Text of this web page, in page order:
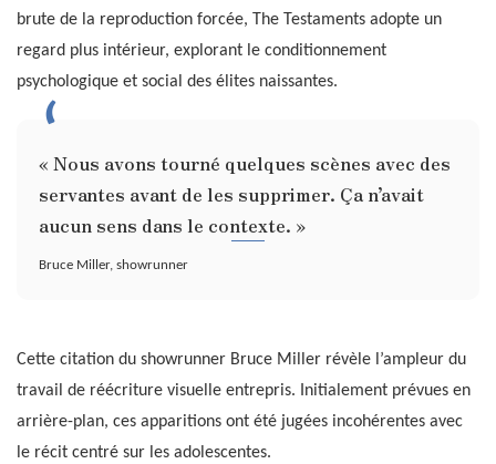
brute de la reproduction forcée, The Testaments adopte un
regard plus intérieur, explorant le conditionnement
psychologique et social des élites naissantes.
« Nous avons tourné quelques scènes avec des
servantes avant de les supprimer. Ça n’avait
aucun sens dans le contexte. »
Bruce Miller, showrunner
Cette citation du showrunner Bruce Miller révèle l’ampleur du
travail de réécriture visuelle entrepris. Initialement prévues en
arrière-plan, ces apparitions ont été jugées incohérentes avec
le récit centré sur les adolescentes.